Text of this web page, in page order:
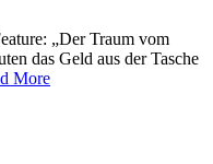
„Der Traum vom
das Geld aus der Tasche
More